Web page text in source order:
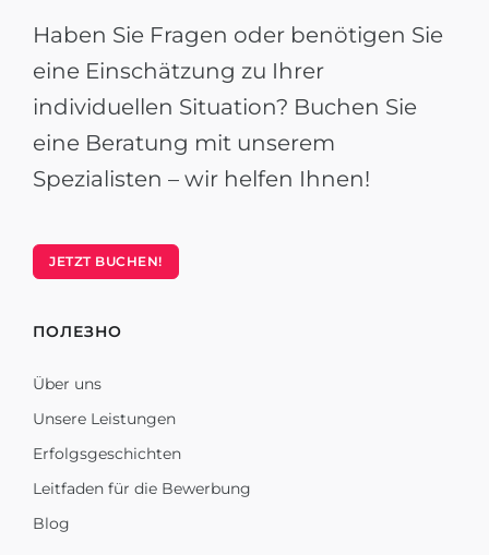
Haben Sie Fragen oder benötigen Sie
eine Einschätzung zu Ihrer
individuellen Situation? Buchen Sie
eine Beratung mit unserem
Spezialisten – wir helfen Ihnen!
JETZT BUCHEN!
ПОЛЕЗНО
Über uns
Unsere Leistungen
Erfolgsgeschichten
Leitfaden für die Bewerbung
Blog